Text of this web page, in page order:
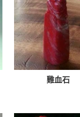
雞血石